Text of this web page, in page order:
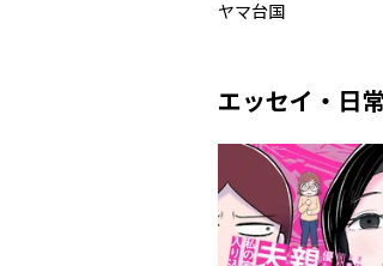
ヤマ台国
エッセイ・日